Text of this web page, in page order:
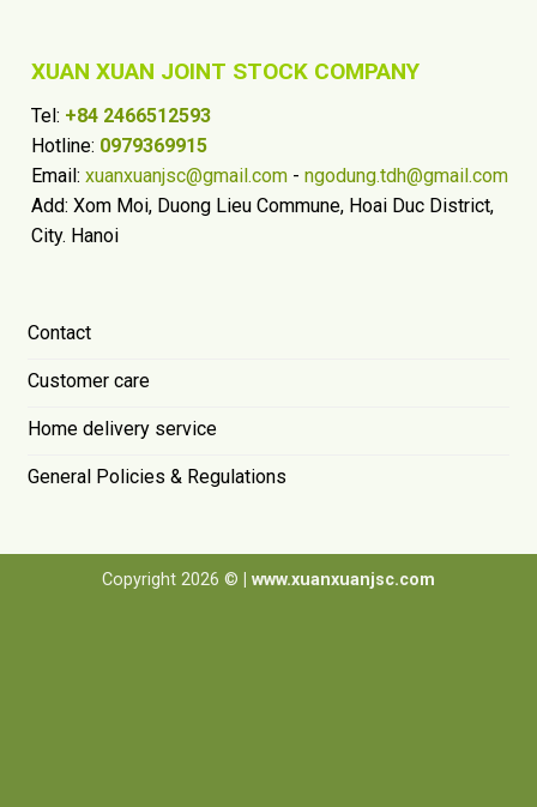
XUAN XUAN JOINT STOCK COMPANY
Tel: +84 2466512593
Hotline: 0979369915
Email: xuanxuanjsc@gmail.com - ngodung.tdh@gmail.com
Add: Xom Moi, Duong Lieu Commune, Hoai Duc District,
City. Hanoi
Contact
Customer care
Home delivery service
General Policies & Regulations
Copyright 2026 © | www.xuanxuanjsc.com